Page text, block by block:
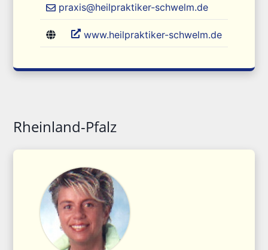
praxis@heilpraktiker-schwelm.de
www.heilpraktiker-schwelm.de
Rheinland-Pfalz